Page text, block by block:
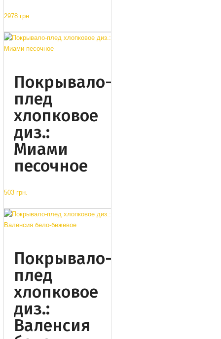
2978 грн.
Покрывало-
плед
хлопковое
диз.:
Миами
песочное
503 грн.
Покрывало-
плед
хлопковое
диз.:
Валенсия